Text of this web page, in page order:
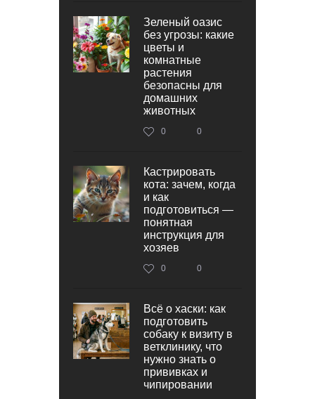
Зеленый оазис
без угрозы: какие
цветы и
комнатные
растения
безопасны для
домашних
животных
0 0
Кастрировать
кота: зачем, когда
и как
подготовиться —
понятная
инструкция для
хозяев
0 0
Всё о хаски: как
подготовить
собаку к визиту в
ветклинику, что
нужно знать о
прививках и
чипировании